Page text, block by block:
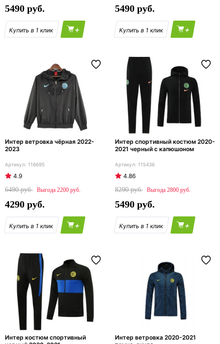
5490
+
5490
+
Интер ветровка чёрная 2022-
2023
116695
4.9
6490
2200
4290
+
Интер спортивный костюм 2020-
2021 черный с капюшоном
115436
4.86
8290
2800
5490
+
Интер костюм спортивный
Интер ветровка 2020-2021